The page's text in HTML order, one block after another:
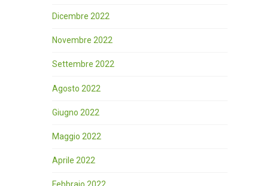
Dicembre 2022
Novembre 2022
Settembre 2022
Agosto 2022
Giugno 2022
Maggio 2022
Aprile 2022